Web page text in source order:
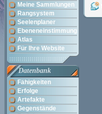
Meine Sammlungen
Rangsystem
Seelenplaner
Ebeneneinstimmung
Atlas
Für Ihre Website
Datenbank
Fähigkeiten
Erfolge
Artefakte
Gegenstände